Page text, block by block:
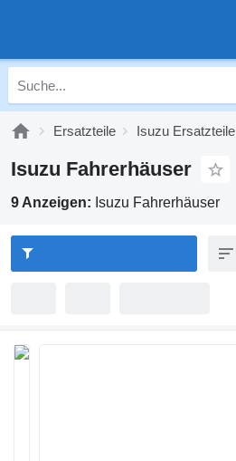
Ersatzteile Isuzu Ersatzteile
Isuzu Fahrerhäuser
9 Anzeigen: Isuzu Fahrerhäuser